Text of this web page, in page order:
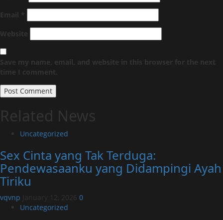
Email *
Website
Save my name, email, and website in this browser for the next
time I comment.
Related News
Uncategorized
Sex Cinta yang Tak Terduga:
Pendewasaanku yang Didampingi Ayah
Tiriku
vqvnp January 12, 2026 0
Uncategorized